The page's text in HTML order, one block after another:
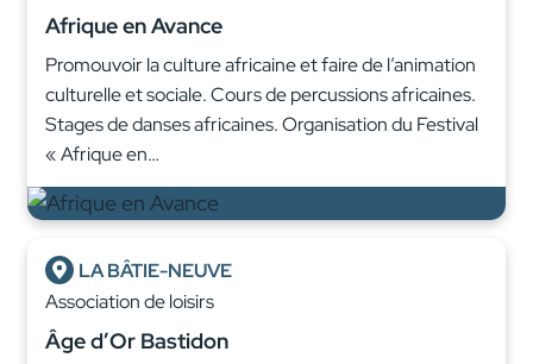
Afrique en Avance
Promouvoir la culture africaine et faire de l’animation
culturelle et sociale. Cours de percussions africaines.
Stages de danses africaines. Organisation du Festival
« Afrique en…
LA BÂTIE-NEUVE
Association de loisirs
Âge d’Or Bastidon